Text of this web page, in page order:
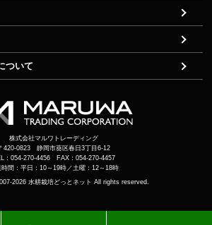
ついて
株式会社マルワトレーディング
420-0823 静岡市葵区春日3丁目6-12
：054-270-4456 FAX：054-270-4457
時間：平日：10～19時／土曜：12～18時
2026 水耕栽培どっとネット All rights reserved.